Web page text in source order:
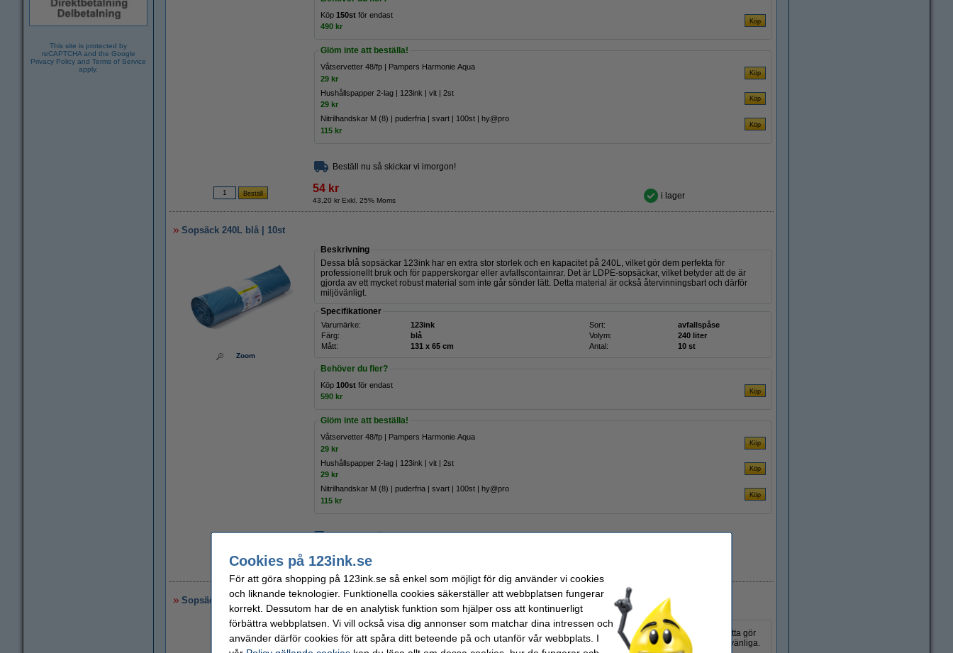
This site is protected by
reCAPTCHA and the Google
Privacy Policy and Terms of Service
apply.
Köp 150st för endast
490 kr
Glöm inte att beställa!
Våtservetter 48/fp | Pampers Harmonie Aqua
29 kr
Hushållspapper 2-lag | 123ink | vit | 2st
29 kr
Nitrilhandskar M (8) | puderfria | svart | 100st | hy@pro
115 kr
Beställ nu så skickar vi imorgon!
54 kr
43,20 kr Exkl. 25% Moms i lager
Sopsäck 240L blå | 10st
Zoom
Beskrivning
Dessa blå sopsäckar 123ink har en extra stor storlek och en kapacitet på 240L, vilket gör dem perfekta för
professionellt bruk och för papperskorgar eller avfallscontainrar. Det är LDPE-sopsäckar, vilket betyder att de är
gjorda av ett mycket robust material som inte går sönder lätt. Detta material är också återvinningsbart och därför
miljövänligt.
Specifikationer
Varumärke: 123ink Sort:
avfallspåse
Färg:
blå Volym:
240 liter
Mått:
131 x 65 cm Antal: 10 st
Behöver du fler?
Köp 100st för endast
590 kr
Glöm inte att beställa!
Våtservetter 48/fp | Pampers Harmonie Aqua
29 kr
Hushållspapper 2-lag | 123ink | vit | 2st
29 kr
Nitrilhandskar M (8) | puderfria | svart | 100st | hy@pro
115 kr
74 kr
Sopsäck 60L | grå | 20st
Beskrivning
Dessa grå LDPE-sopsäckar från 123ink är gjorda av mycket starkt material vilket gör dem extra rivtåliga. Detta gör
dem tillförlitliga och olyckor är inte lätta. Materialet är även återvinningsbart, vilket också gör säckarna miljövänliga.
Cookies på 123ink.se
För att göra shopping på 123ink.se så enkel som möjligt för dig använder vi cookies
och liknande teknologier. Funktionella cookies säkerställer att webbplatsen fungerar
korrekt. Dessutom har de en analytisk funktion som hjälper oss att kontinuerligt
förbättra webbplatsen. Vi vill också visa dig annonser som matchar dina intressen och
använder därför cookies för att spåra ditt beteende på och utanför vår webbplats. I